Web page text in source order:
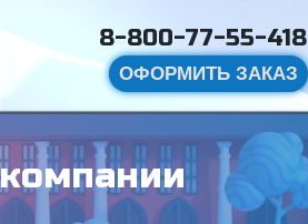
8-800-77-55-418
ОФОРМИТЬ ЗАКАЗ